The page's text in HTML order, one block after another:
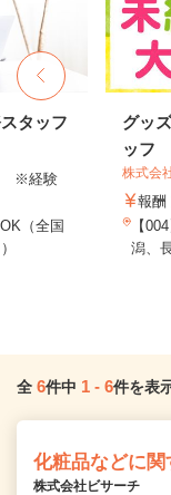
タッフ
※経験
（全国
グッ
ッフ
株式会
報酬
【
潟、
全 6件中 1 - 6件を表
化粧品などに
株式会社ビサーチ